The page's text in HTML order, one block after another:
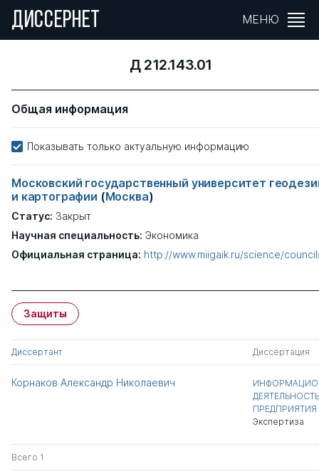
ДИССЕРНЕТ МЕНЮ
Д 212.143.01
Общая информация
Показывать только актуальную информацию
Московский государственный университет
и картографии (Москва)
Статус: Закрыт
Научная специальность: Экономика
Официальная страница: http://www.miigaik.ru/science/
Защиты
Диссертант Диссертация
Корнаков Александр Николаевич
ПРЕДПРИЯТИЯ
Экспертиза
Всего 1